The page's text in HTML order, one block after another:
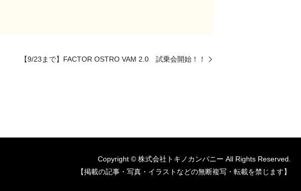
【9/23まで】FACTOR OSTRO VAM 2.0 試乗会開始！！
Copyright © 株式会社トキノカンパニー All Rights Reserved.
【掲載の記事・写真・イラストなどの無断複写・転載を禁じます】